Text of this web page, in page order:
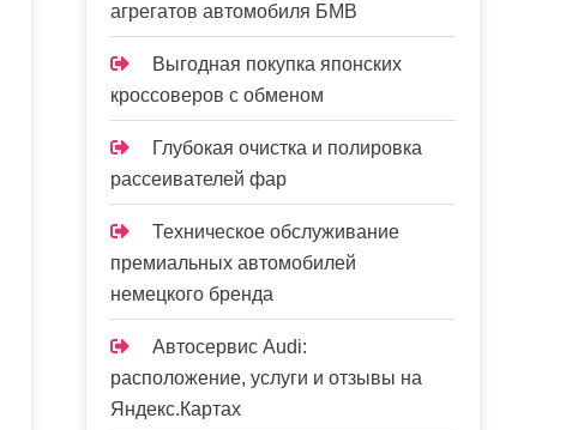
агрегатов автомобиля БМВ
Выгодная покупка японских
кроссоверов с обменом
Глубокая очистка и полировка
рассеивателей фар
Техническое обслуживание
премиальных автомобилей
немецкого бренда
Автосервис Audi:
расположение, услуги и отзывы на
Яндекс.Картах